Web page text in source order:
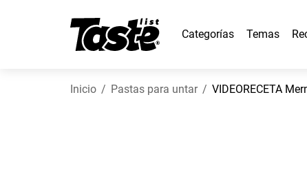
Categorías Temas
Inicio Pastas para untar VIDEORECETA